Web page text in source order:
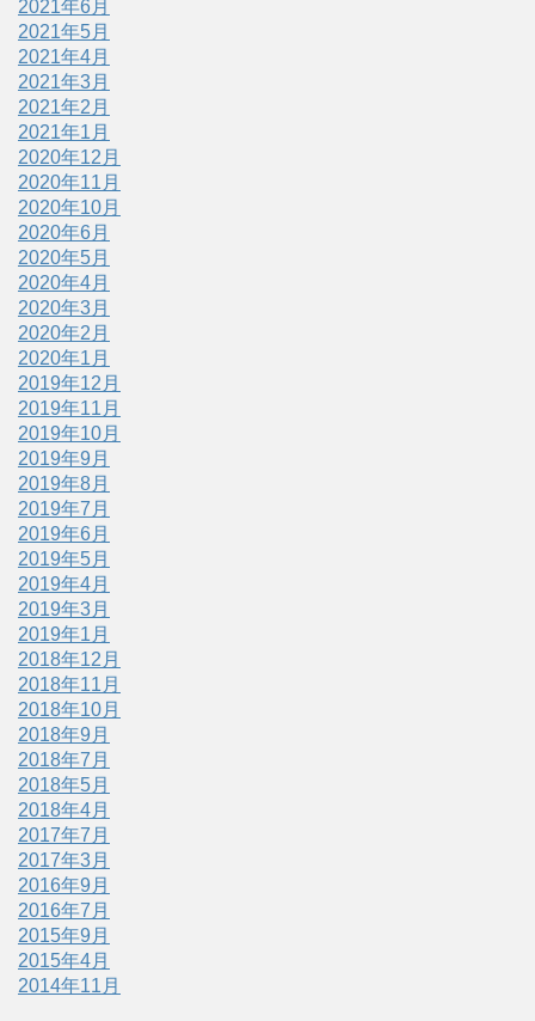
2021年6月
2021年5月
2021年4月
2021年3月
2021年2月
2021年1月
2020年12月
2020年11月
2020年10月
2020年6月
2020年5月
2020年4月
2020年3月
2020年2月
2020年1月
2019年12月
2019年11月
2019年10月
2019年9月
2019年8月
2019年7月
2019年6月
2019年5月
2019年4月
2019年3月
2019年1月
2018年12月
2018年11月
2018年10月
2018年9月
2018年7月
2018年5月
2018年4月
2017年7月
2017年3月
2016年9月
2016年7月
2015年9月
2015年4月
2014年11月